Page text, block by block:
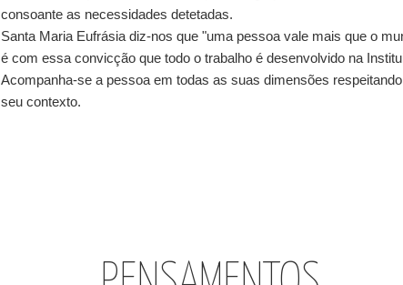
consoante as necessidades detetadas.
Santa Maria Eufrásia diz-nos que "uma pessoa vale mais que o
é com essa convicção que todo o trabalho é desenvolvido na
Acompanha-se a pessoa em todas as suas dimensões
seu contexto.